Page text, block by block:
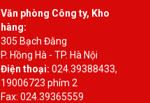
Văn phòng Công ty, Kho
hàng:
305 Bạch Đằng
P. Hồng Hà - TP. Hà Nội
Điện thoại: 024.39388433,
19006723 phím 2
Fax: 024.39365559